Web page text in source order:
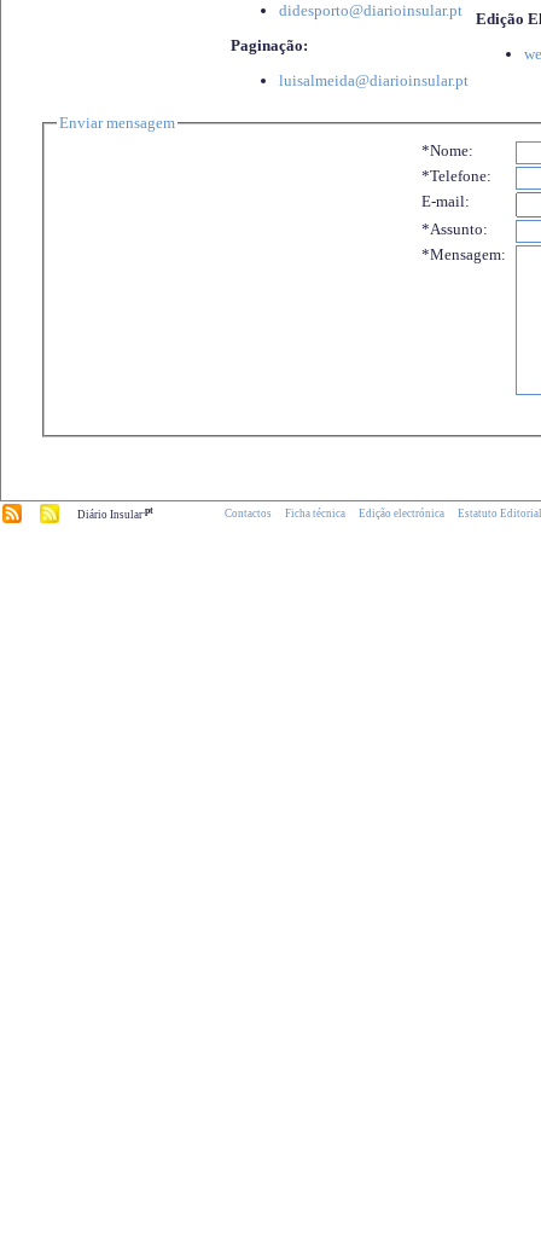
didesporto@diarioinsular.pt
Paginação:
luisalmeida@diarioinsular.pt
Edição
Enviar mensagem
*Nome:
*Telefone:
E-mail:
*Assunto:
*Mensagem:
Diário Insular.pt Contactos Ficha técnica Edição electrónica Estatuto Editorial